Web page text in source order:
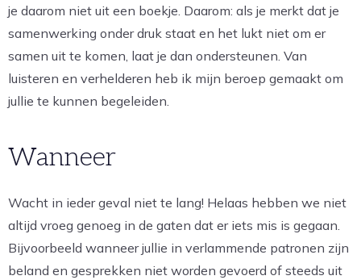
je daarom niet uit een boekje. Daarom: als je merkt dat je
samenwerking onder druk staat en het lukt niet om er
samen uit te komen, laat je dan ondersteunen. Van
luisteren en verhelderen heb ik mijn beroep gemaakt om
jullie te kunnen begeleiden.
Wanneer
Wacht in ieder geval niet te lang! Helaas hebben we niet
altijd vroeg genoeg in de gaten dat er iets mis is gegaan.
Bijvoorbeeld wanneer jullie in verlammende patronen zijn
beland en gesprekken niet worden gevoerd of steeds uit